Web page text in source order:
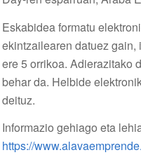
Eskabidea formatu
ekintzailearen datuez
ere 5 orrikoa. Adierazitako
behar da. Helbide
deituz.
Informazio gehiago eta
https://